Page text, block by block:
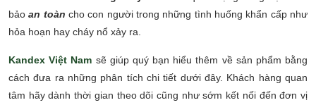
bảoan toàn cho con người trong những tình huống khẩn cấp như
hỏa hoạn hay cháy nổ xảy ra.
Kandex Việt Nam sẽ giúp quý bạn hiểu thêm về sản phẩm bằng
cách đưa ra những phân tích chi tiết dưới đây. Khách hàng quan
tâm hãy dành thời gian theo dõi cũng như sớm kết nối đến đơn vị